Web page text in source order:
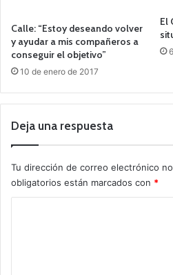
Calle: “Estoy deseando volver
y ayudar a mis compañeros a
conseguir el objetivo”
10 de enero de 2017
El
Deja una respuesta
Tu dirección de correo electrónico
obligatorios están marcados con *